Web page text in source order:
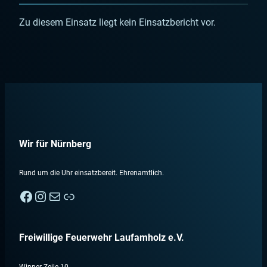
Zu diesem Einsatz liegt kein Einsatzbericht vor.
Wir für Nürnberg
Rund um die Uhr einsatzbereit. Ehrenamtlich.
Facebook Instagram E-Mail Nebenan
Freiwillige Feuerwehr Laufamholz e.V.